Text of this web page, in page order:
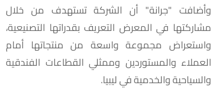
وأضافت "جرانة" أن الشركة تستهدف من خلال
مشاركتها في المعرض التعريف بقدراتها التصنيعية،
واستعراض مجموعة واسعة من منتجاتها أمام
العملاء والمستوردين وممثلي القطاعات الفندقية
والسياحية والخدمية في ليبيا.